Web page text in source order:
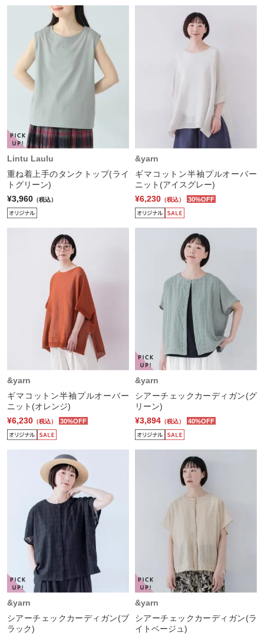
Lintu Laulu
重ね着上手のタンクトップ(ライ
トグリーン)
¥3,960 （税込）
&yarn
ギマコットン半袖プルオーバー
ニット(アイスグレー)
¥6,230 （税込） 30%OFF
&yarn
ギマコットン半袖プルオーバー
ニット(オレンジ)
¥6,230 （税込） 30%OFF
&yarn
シアーチェックカーディガン(グ
リーン)
¥3,894 （税込） 40%OFF
&yarn
シアーチェックカーディガン(ブ
ラック)
&yarn
シアーチェックカーディガン(ラ
イトベージュ)